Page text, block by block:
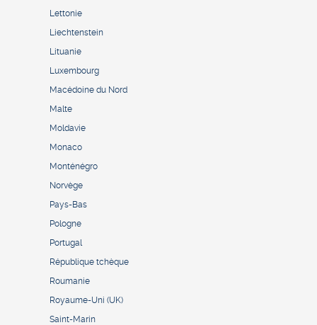
Lettonie
Liechtenstein
Lituanie
Luxembourg
Macédoine du Nord
Malte
Moldavie
Monaco
Monténégro
Norvège
Pays-Bas
Pologne
Portugal
République tchèque
Roumanie
Royaume-Uni (UK)
Saint-Marin